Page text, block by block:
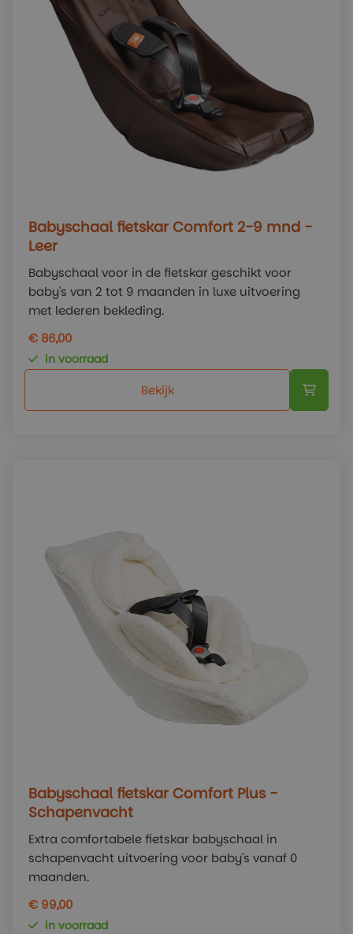
Babyschaal fietskar Comfort 2-9 mnd -
Leer
Babyschaal voor in de fietskar geschikt voor
baby's van 2 tot 9 maanden in luxe uitvoering
met lederen bekleding.
€ 86,00
in voorraad
Bekijk
Babyschaal fietskar Comfort Plus -
Schapenvacht
Extra comfortabele fietskar babyschaal in
schapenvacht uitvoering voor baby's vanaf 0
maanden.
€ 99,00
in voorraad